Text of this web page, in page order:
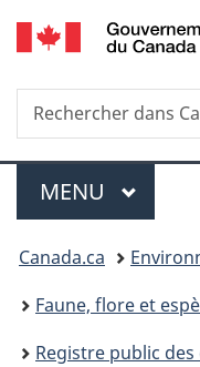
Rechercher
dans
Menu
MENU
Vous
êtes
ici :
Canada.ca
Faune, flore et
Registre public